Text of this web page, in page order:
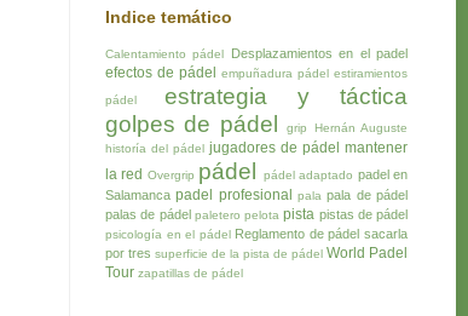
Indice temático
Calentamiento pádel Desplazamientos en el padel
efectos de pádel empuñadura pádel estiramientos
pádel
estrategia y táctica
golpes de pádel
grip
Hernán Auguste
historía del pádel jugadores de pádel mantener
la red Overgrip pádel pádel adaptado padel en
Salamanca padel profesional pala pala de pádel
palas de pádel paletero pelota pista pistas de pádel
psicología en el pádel Reglamento de pádel sacarla
por tres superficie de la pista de pádel World Padel
Tour zapatillas de pádel